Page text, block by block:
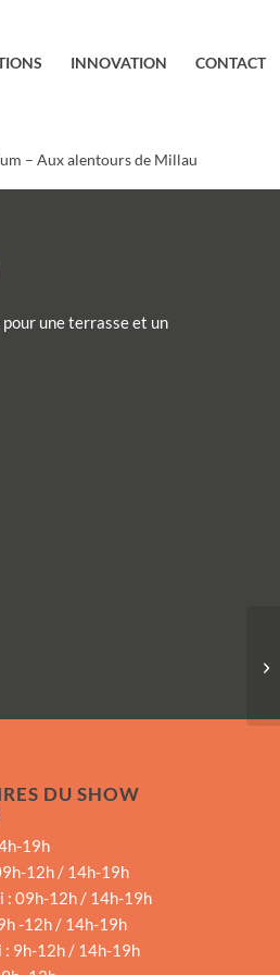
INNOVATION CONTACT
– Aux alentours de Millau
une terrasse et un
DU SHOW
19h
12h / 14h-19h
: 09h-12h / 14h-19h
-12h / 14h-19h
: 9h-12h / 14h-19h